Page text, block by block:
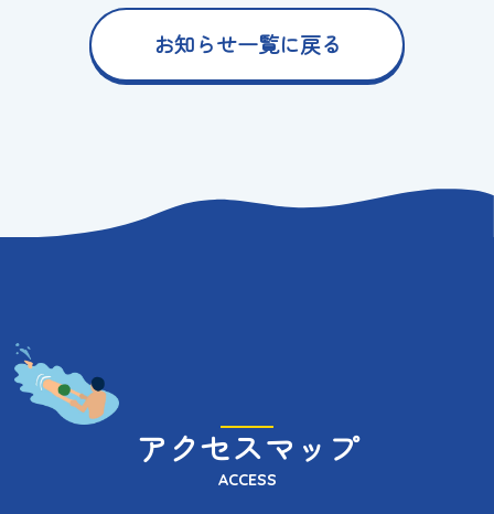
お知らせ一覧に戻る
アクセスマップ
ACCESS